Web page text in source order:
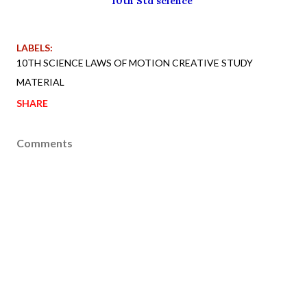
LABELS:
10TH SCIENCE LAWS OF MOTION CREATIVE STUDY
MATERIAL
SHARE
Comments